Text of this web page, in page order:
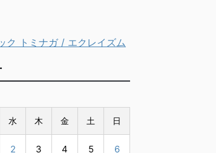
ク トミナガ / エクレイズム
水 木 金 土 日
2 3 4 5 6